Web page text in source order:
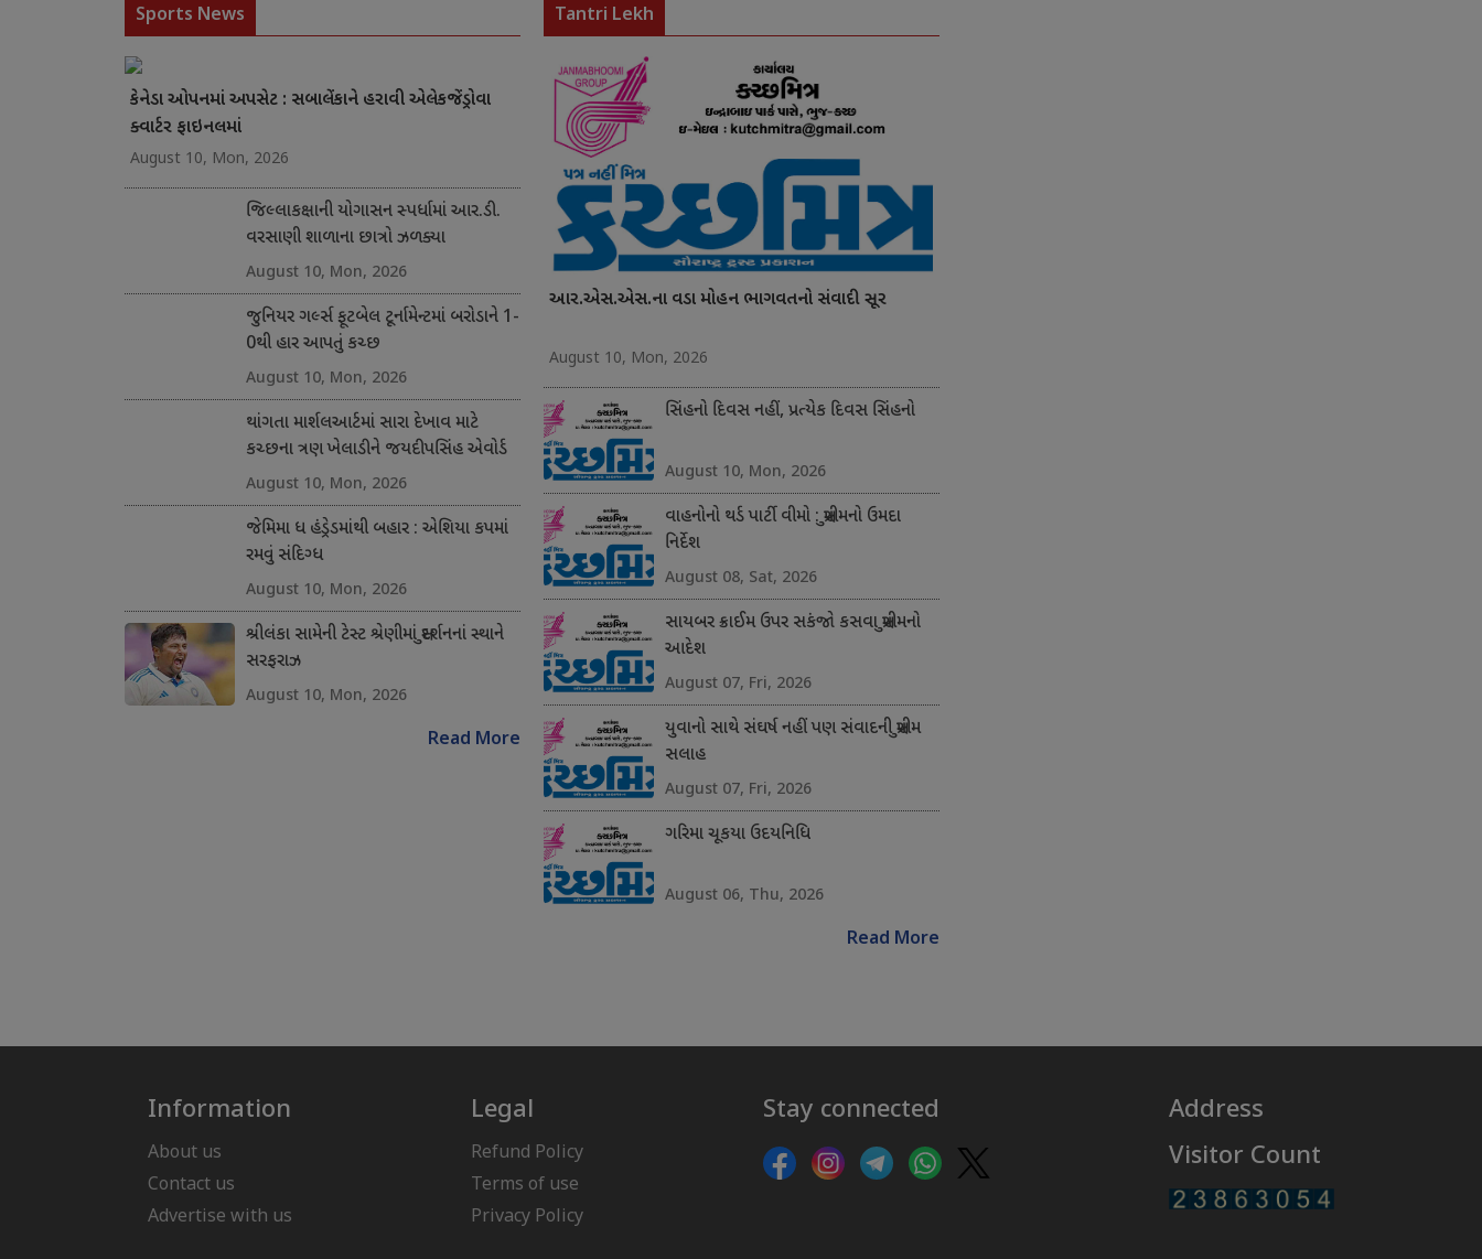
Sports News
કેનેડા ઓપનમાં અપસેટ : સબાલેંકાને હરાવી એલેકજેંડ્રોવા
ક્વાર્ટર ફાઇનલમાં
August 10, Mon, 2026
જિલ્લાકક્ષાની યોગાસન સ્પર્ધામાં આર.ડી.
વરસાણી શાળાના છાત્રો ઝળક્યા
August 10, Mon, 2026
જુનિયર ગર્લ્સ ફૂટબેલ ટૂર્નામેન્ટમાં બરોડાને 1-
0થી હાર આપતું કચ્છ
August 10, Mon, 2026
થાંગતા માર્શલઆર્ટમાં સારા દેખાવ માટે
કચ્છના ત્રણ ખેલાડીને જયદીપસિંહ એવોર્ડ
August 10, Mon, 2026
જેમિમા ધ હંડ્રેડમાંથી બહાર : એશિયા કપમાં
રમવું સંદિગ્ધ
August 10, Mon, 2026
શ્રીલંકા સામેની ટેસ્ટ શ્રેણીમાં સુદર્શનનાં સ્થાને
સરફરાઝ
August 10, Mon, 2026
Read More
Tantri Lekh
આર.એસ.એસ.ના વડા મોહન ભાગવતનો સંવાદી સૂર
August 10, Mon, 2026
સિંહનો દિવસ નહીં, પ્રત્યેક દિવસ સિંહનો
August 10, Mon, 2026
વાહનોનો થર્ડ પાર્ટી વીમો : સુપ્રીમનો ઉમદા
નિર્દેશ
August 08, Sat, 2026
સાયબર ક્રાઈમ ઉપર સકંજો કસવા સુપ્રીમનો
આદેશ
August 07, Fri, 2026
યુવાનો સાથે સંઘર્ષ નહીં પણ સંવાદની સુપ્રીમ
સલાહ
August 07, Fri, 2026
ગરિમા ચૂકયા ઉદયનિધિ
August 06, Thu, 2026
Read More
Information
About us
Contact us
Advertise with us
Legal
Refund Policy
Terms of use
Privacy Policy
Stay connected Address
Visitor Count